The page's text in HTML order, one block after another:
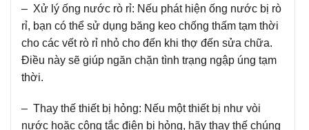
– Xử lý ống nước rò rỉ: Nếu phát hiện ống nước bị rò
rỉ, bạn có thể sử dụng băng keo chống thấm tạm thời
cho các vết rò rỉ nhỏ cho đến khi thợ đến sửa chữa.
Điều này sẽ giúp ngăn chặn tình trạng ngập úng tạm
thời.
– Thay thế thiết bị hỏng: Nếu một thiết bị như vòi
nước hoặc công tắc điện bị hỏng, hãy thay thế chúng